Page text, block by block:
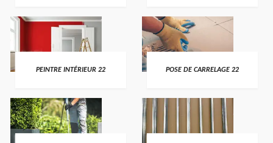
PEINTRE INTÉRIEUR 22 POSE DE CARRELAGE 22